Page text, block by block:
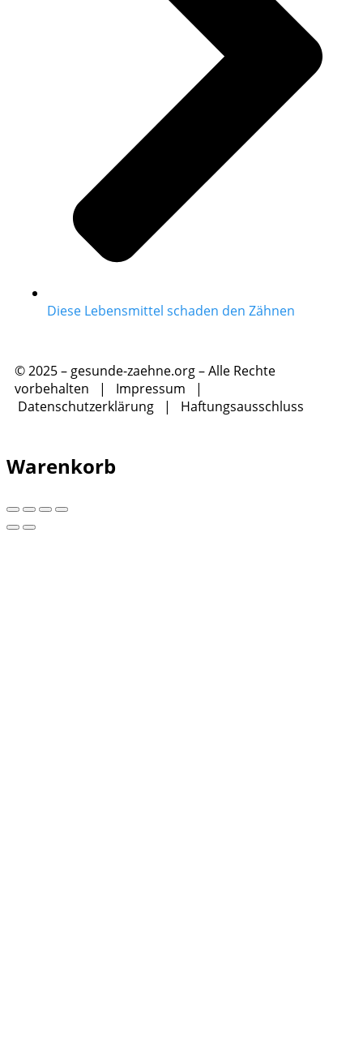
Diese Lebensmittel schaden den Zähnen
© 2025 – gesunde-zaehne.org – Alle Rechte
vorbehalten | Impressum |
Datenschutzerklärung | Haftungsausschluss
Warenkorb